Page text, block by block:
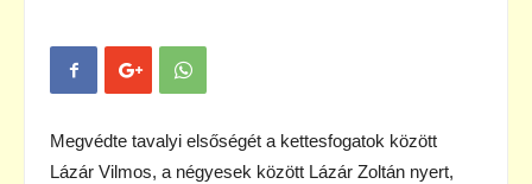
Megvédte tavalyi elsőségét a kettesfogatok között
Lázár Vilmos, a négyesek között Lázár Zoltán nyert,